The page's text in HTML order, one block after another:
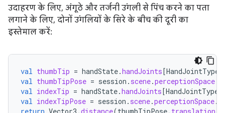
उदाहरण के लिए, अंगूठे और तर्जनी उंगली से पिंच करने का पता
लगाने के लिए, दोनों उंगलियों के सिरे के बीच की दूरी का
इस्तेमाल करें:
val thumbTip = handState.handJoints [HandJointType
val thumbTipPose = session . scene.perceptionSpace
val indexTip = handState.handJoints [HandJointType
val indexTipPose = session . scene.perceptionSpace.